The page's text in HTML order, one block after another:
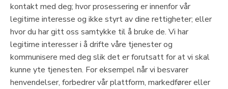
kontakt med deg; hvor prosessering er innenfor vår
legitime interesse og ikke styrt av dine rettigheter; eller
hvor du har gitt oss samtykke til å bruke de. Vi har
legitime interesser i å drifte våre tjenester og
kommunisere med deg slik det er forutsatt for at vi skal
kunne yte tjenesten. For eksempel når vi besvarer
henvendelser, forbedrer vår plattform, markedfører eller